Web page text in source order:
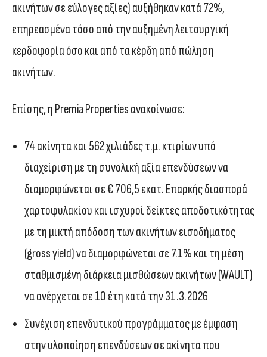
ακινήτων σε εύλογες αξίες) αυξήθηκαν κατά 72%,
επηρεασμένα τόσο από την αυξημένη λειτουργική
κερδοφορία όσο και από τα κέρδη από πώληση
ακινήτων.
Επίσης, η Premia Properties ανακοίνωσε:
74 ακίνητα και 562 χιλιάδες τ.μ. κτιρίων υπό
διαχείριση με τη συνολική αξία επενδύσεων να
διαμορφώνεται σε € 706,5 εκατ. Επαρκής διασπορά
χαρτοφυλακίου και ισχυροί δείκτες αποδοτικότητας
με τη μικτή απόδοση των ακινήτων εισοδήματος
(gross yield) να διαμορφώνεται σε 7.1% και τη μέση
σταθμισμένη διάρκεια μισθώσεων ακινήτων (WAULT)
να ανέρχεται σε 10 έτη κατά την 31.3.2026
Συνέχιση επενδυτικού προγράμματος με έμφαση
στην υλοποίηση επενδύσεων σε ακίνητα που